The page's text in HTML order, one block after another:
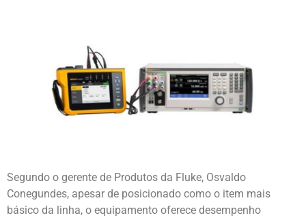
Segundo o gerente de Produtos da Fluke, Osvaldo
Conegundes, apesar de posicionado como o item mais
básico da linha, o equipamento oferece desempenho